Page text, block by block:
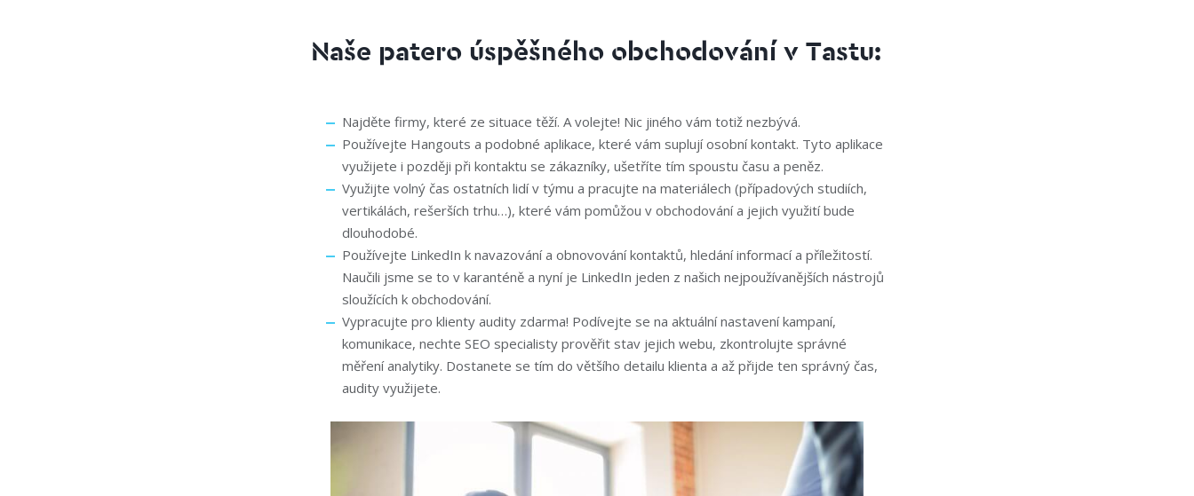
Naše patero úspěšného obchodování v Tastu:
Najděte firmy, které ze situace těží. A volejte! Nic jiného vám totiž nezbývá.
Používejte Hangouts a podobné aplikace, které vám suplují osobní kontakt. Tyto aplikace
využijete i později při kontaktu se zákazníky, ušetříte tím spoustu času a peněz.
Využijte volný čas ostatních lidí v týmu a pracujte na materiálech (případových studiích,
vertikálách, rešerších trhu…), které vám pomůžou v obchodování a jejich využití bude
dlouhodobé.
Používejte LinkedIn k navazování a obnovování kontaktů, hledání informací a příležitostí.
Naučili jsme se to v karanténě a nyní je LinkedIn jeden z našich nejpoužívanějších nástrojů
sloužících k obchodování.
Vypracujte pro klienty audity zdarma! Podívejte se na aktuální nastavení kampaní,
komunikace, nechte SEO specialisty prověřit stav jejich webu, zkontrolujte správné
měření analytiky. Dostanete se tím do většího detailu klienta a až přijde ten správný čas,
audity využijete.